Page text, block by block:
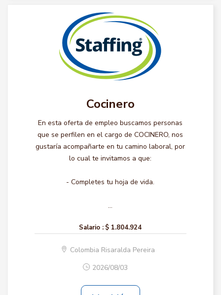
Cocinero
En esta oferta de empleo buscamos personas
que se perfilen en el cargo de COCINERO, nos
gustaría acompañarte en tu camino laboral, por
lo cual te invitamos a que:
- Completes tu hoja de vida.
...
Salario : $ 1.804.924
Colombia Risaralda Pereira
2026/08/03